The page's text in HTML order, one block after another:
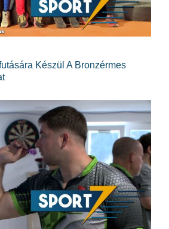
Készül A Bronzérmes